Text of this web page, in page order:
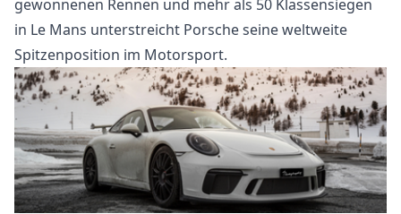
gewonnenen Rennen und mehr als 50 Klassensiegen
in Le Mans unterstreicht Porsche seine weltweite
Spitzenposition im Motorsport.